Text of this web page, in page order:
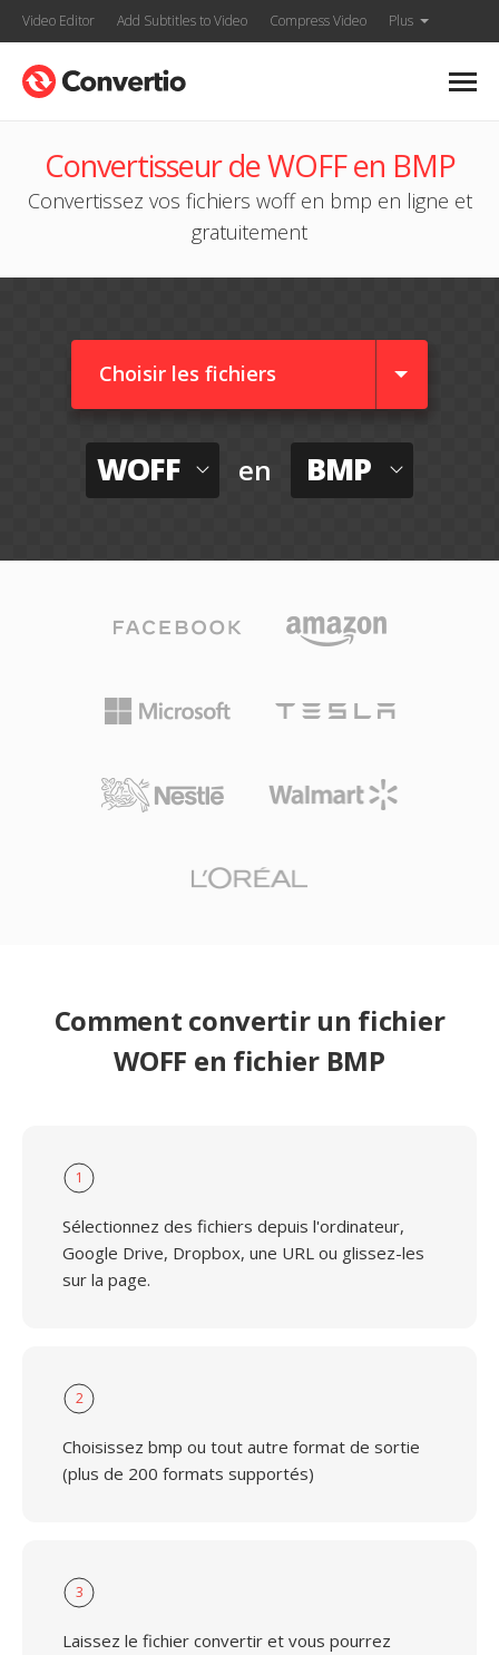
Video Editor Add Subtitles to Video Compress Video Plus
Convertisseur de WOFF en BMP
Convertissez vos fichiers woff en bmp en ligne et
gratuitement
Choisir les fichiers
WOFF en BMP
Comment convertir un fichier
WOFF en fichier BMP
1
Sélectionnez des fichiers depuis l'ordinateur,
Google Drive, Dropbox, une URL ou glissez-les
sur la page.
2
Choisissez bmp ou tout autre format de sortie
(plus de 200 formats supportés)
3
Laissez le fichier convertir et vous pourrez